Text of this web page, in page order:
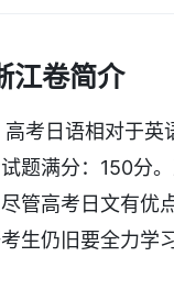
江卷简介
考日语相对于
题满分：150分
管高考日文有优
生仍旧要全力学